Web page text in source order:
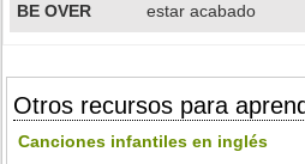
BE OVER estar acabado
Otros recursos para
Canciones infantiles en inglés